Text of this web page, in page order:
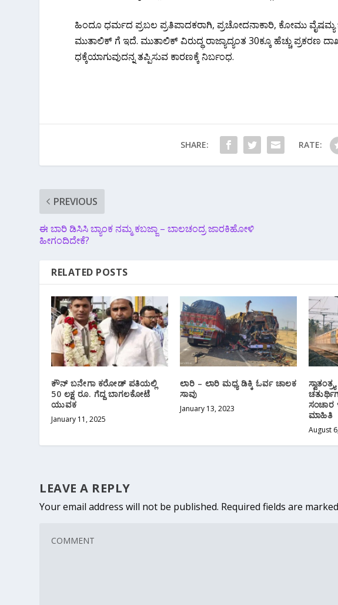
ಹಿಂದೂ ಧರ್ಮದ ಪ್ರಬಲ ಪ್ರತಿಪಾದಕರಾಗಿ, ಪ್ರಚೋದನಾಕಾರಿ, ಕೋಮು ವೈಷಮ್ಯ
ಮುತಾಲಿಕ್ ಗೆ ಇದೆ. ಮುತಾಲಿಕ್ ವಿರುದ್ಧ ರಾಜ್ಯಾದ್ಯಂತ 30ಕ್ಕೂ ಹೆಚ್ಚು
ಧಕ್ಕೆಯಾಗುವುದನ್ನ ತಪ್ಪಿಸುವ ಕಾರಣಕ್ಕೆ ನಿರ್ಬಂಧ.
SHARE: RATE:
PREVIOUS
ಈ ಬಾರಿ‌ ಡಿಸಿಸಿ ಬ್ಯಾಂಕ ನಮ್ಮ ಕಬಜ್ಜಾ – ಬಾಲಚಂದ್ರ ಜಾರಕಿಹೋಳಿ
ಹೀಗಂದಿದೇಕೆ?
RELATED POSTS
ಕೌನ್ ಬನೇಗಾ ಕರೋಡ್ ಪತಿಯಲ್ಲಿ
50 ಲಕ್ಷ ರೂ. ಗೆದ್ದ ಬಾಗಲಕೋಟೆ
ಯುವಕ
January 11, 2025
ಲಾರಿ – ಲಾರಿ ಮಧ್ಯ ಡಿಕ್ಕಿ ಓರ್ವ ಚಾಲಕ
ಸಾವು
January 13, 2023
ಮಾಹಿತಿ
August
LEAVE A REPLY
Your email address will not be published. Required fields are